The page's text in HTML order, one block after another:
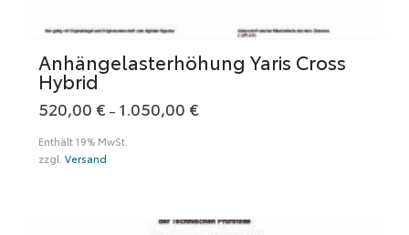
Anhängelasterhöhung Yaris Cross
Hybrid
520,00 € – 1.050,00 €Preisspanne:
520,00 €
Enthält 19% MwSt.
zzgl. Versand